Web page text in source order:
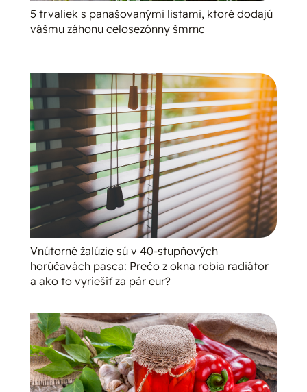
5 trvaliek s panašovanými listami, ktoré dodajú
vášmu záhonu celosezónny šmrnc
Vnútorné žalúzie sú v 40-stupňových
horúčavách pasca: Prečo z okna robia radiátor
a ako to vyriešiť za pár eur?